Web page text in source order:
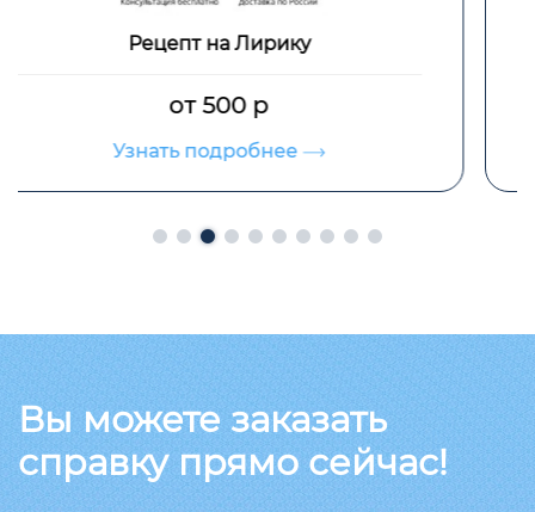
Рецепт на Трамал
Узнать подробнее
Вы можете заказать
справку прямо сейчас!